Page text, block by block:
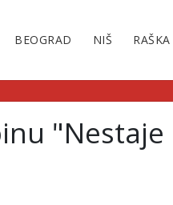
BEOGRAD NIŠ RAŠKA
"Nestaje